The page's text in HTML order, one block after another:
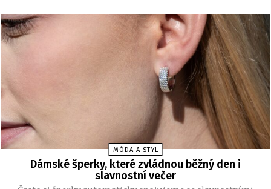
MÓDA A STYL
Dámské šperky, které zvládnou běžný den i
slavnostní večer